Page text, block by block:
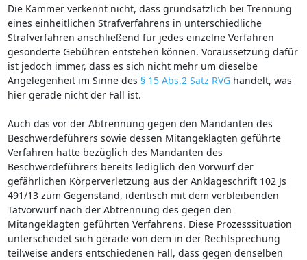
Die Kammer verkennt nicht, dass grundsätzlich bei Trennung
eines einheitlichen Strafverfahrens in unterschiedliche
Strafverfahren anschließend für jedes einzelne Verfahren
gesonderte Gebühren entstehen können. Voraussetzung dafür
ist jedoch immer, dass es sich nicht mehr um dieselbe
Angelegenheit im Sinne des § 15 Abs.2 Satz RVGhandelt, was
hier gerade nicht der Fall ist.
Auch das vor der Abtrennung gegen den Mandanten des
Beschwerdeführers sowie dessen Mitangeklagten geführte
Verfahren hatte bezüglich des Mandanten des
Beschwerdeführers bereits lediglich den Vorwurf der
gefährlichen Körperverletzung aus der Anklageschrift 102 Js
491/13 zum Gegenstand, identisch mit dem verbleibenden
Tatvorwurf nach der Abtrennung des gegen den
Mitangeklagten geführten Verfahrens. Diese Prozesssituation
unterscheidet sich gerade von dem in der Rechtsprechung
teilweise anders entschiedenen Fall, dass gegen denselben